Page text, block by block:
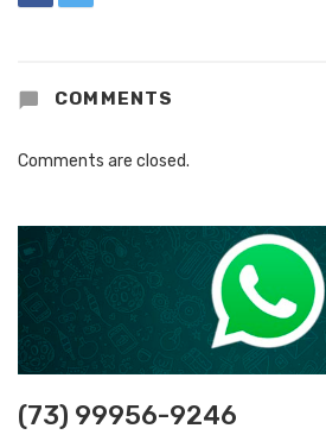
COMMENTS
Comments are closed.
(73) 99956-9246